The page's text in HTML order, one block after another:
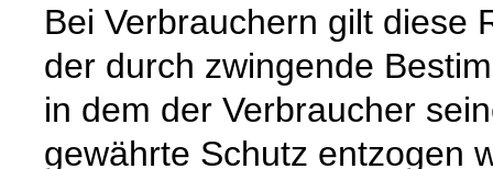
Bei Verbrauchern gilt diese
der durch zwingende
in dem der Verbraucher
gewährte Schutz entzogen